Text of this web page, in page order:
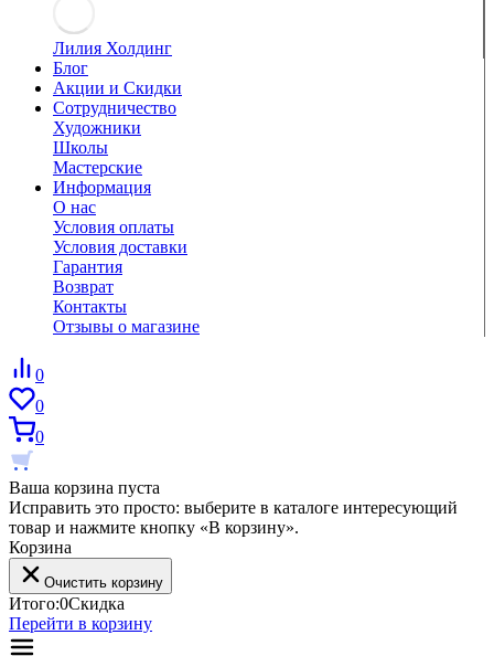
Лилия Холдинг
Блог
Акции и Скидки
Сотрудничество
Художники
Школы
Мастерские
Информация
О нас
Условия оплаты
Условия доставки
Гарантия
Возврат
Контакты
Отзывы о магазине
0
0
0
Ваша корзина пуста
Исправить это просто: выберите в каталоге интересующий
товар и нажмите кнопку «В корзину».
Корзина
Очистить корзину
Итого:0Скидка
Перейти в корзину